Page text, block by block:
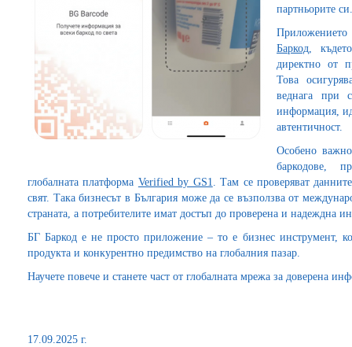
партньорите си.
Баркод,
директно от
Това
веднага при
информация,
автентичност.
Особено
баркодове,
глобалната платформа Verified by GS1. Там се проверяват
свят. Така бизнесът в България може да се възползва от
страната, а потребителите имат достъп до проверена и надеждна
БГ Баркод е не просто приложение – то е бизнес инструмент,
продукта и конкурентно предимство на глобалния пазар.
Научете повече и станете част от глобалната мрежа за доверена
17.09.2025 г.